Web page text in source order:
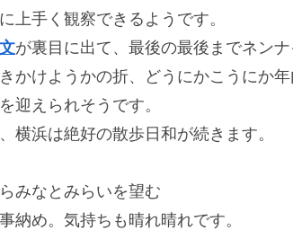
上手く観察できるようです。
が裏目に出て、最後の最後までネン
かけようかの折、どうにかこうにか
迎えられそうです。
横浜は絶好の散歩日和が続きます。
なとみらいを望む
納め。気持ちも晴れ晴れです。